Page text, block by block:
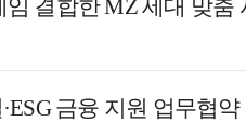
결합한 MZ 세대 맞춤
금융 지원 업무협약